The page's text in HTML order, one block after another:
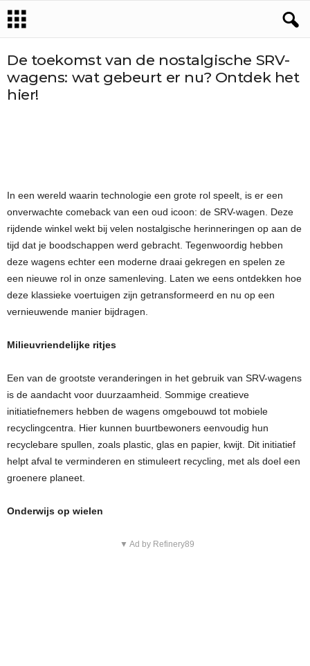
De toekomst van de nostalgische SRV-
wagens: wat gebeurt er nu? Ontdek het
hier!
In een wereld waarin technologie een grote rol speelt, is er een
onverwachte comeback van een oud icoon: de SRV-wagen. Deze
rijdende winkel wekt bij velen nostalgische herinneringen op aan de
tijd dat je boodschappen werd gebracht. Tegenwoordig hebben
deze wagens echter een moderne draai gekregen en spelen ze
een nieuwe rol in onze samenleving. Laten we eens ontdekken hoe
deze klassieke voertuigen zijn getransformeerd en nu op een
vernieuwende manier bijdragen.
Milieuvriendelijke ritjes
Een van de grootste veranderingen in het gebruik van SRV-wagens
is de aandacht voor duurzaamheid. Sommige creatieve
initiatiefnemers hebben de wagens omgebouwd tot mobiele
recyclingcentra. Hier kunnen buurtbewoners eenvoudig hun
recyclebare spullen, zoals plastic, glas en papier, kwijt. Dit initiatief
helpt afval te verminderen en stimuleert recycling, met als doel een
groenere planeet.
Onderwijs op wielen
▼ Ad by Refinery89